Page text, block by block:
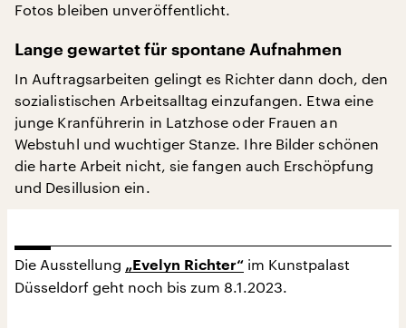
Fotos bleiben unveröffentlicht.
Lange gewartet für spontane Aufnahmen
In Auftragsarbeiten gelingt es Richter dann doch, den
sozialistischen Arbeitsalltag einzufangen. Etwa eine
junge Kranführerin in Latzhose oder Frauen an
Webstuhl und wuchtiger Stanze. Ihre Bilder schönen
die harte Arbeit nicht, sie fangen auch Erschöpfung
und Desillusion ein.
Die Ausstellung „Evelyn Richter“ im Kunstpalast
Düsseldorf geht noch bis zum 8.1.2023.